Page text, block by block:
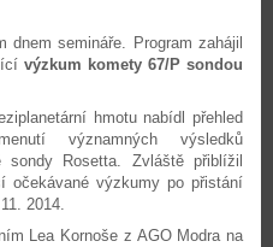
semináře. Program zahájil
výzkum komety 67/P sondou
hmotu nabídl přehled
významných výsledků
sondy Rosetta. Zvláště přiblížil
očekávané výzkumy po přistání
2014.
Lea Kornoše z AGO Modra na